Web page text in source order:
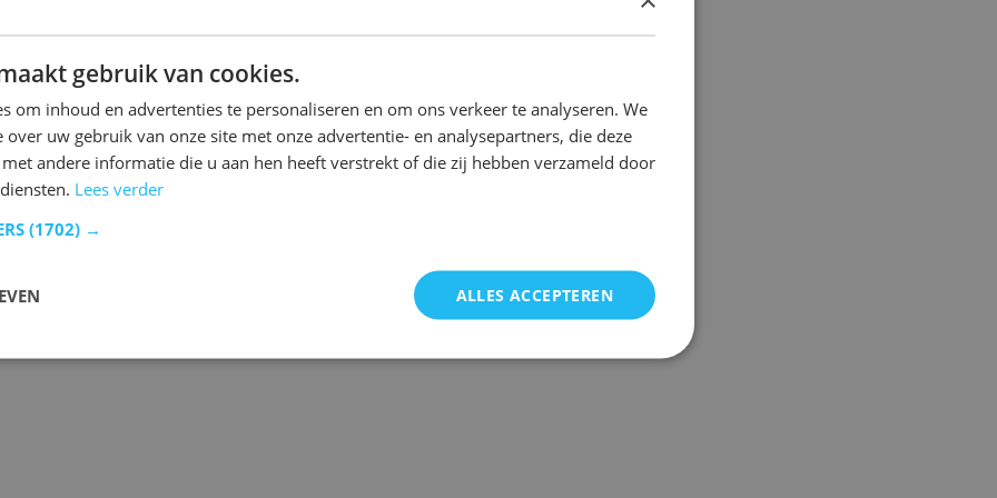
laatste gebeurtenissen.
gebruik van cookies.
om inhoud en advertenties te personaliseren en om ons verkeer te analyseren. We
uw gebruik van onze site met onze advertentie- en analysepartners, die deze
andere informatie die u aan hen heeft verstrekt of die zij hebben verzameld door
Lees verder
(1702) →
ALLES ACCEPTEREN